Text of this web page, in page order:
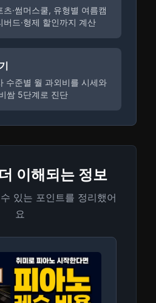
츠·썸머스쿨, 유형별 여름캠
버드·형제 할인까지 계산
수준별 월 과외비를 시세와
쌈 5단계로 진단
이해되는 정보
있는 포인트를 정리했어
요